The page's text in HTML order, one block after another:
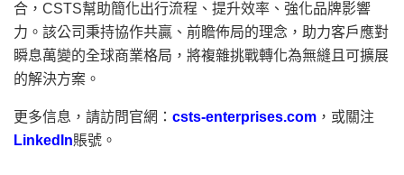
合，CSTS幫助簡化出行流程、提升效率、強化品牌影響
力。該公司秉持協作共贏、前瞻佈局的理念，助力客戶應對
瞬息萬變的全球商業格局，將複雜挑戰轉化為無縫且可擴展
的解決方案。
更多信息，請訪問官網： csts-enterprises.com ，或關注
LinkedIn賬號。